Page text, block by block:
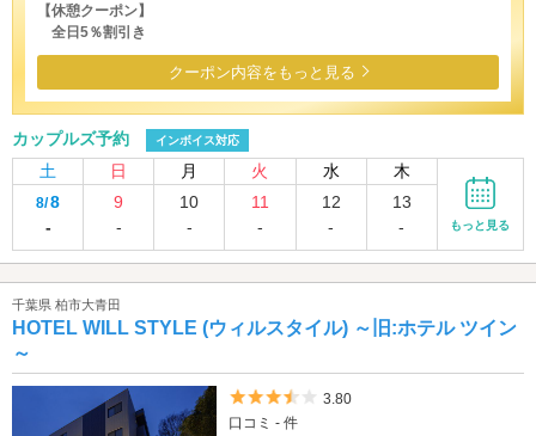
【休憩クーポン】
全日5％割引き
クーポン内容をもっと見る
カップルズ予約 インボイス対応
土 日 月 火 水 木
8/8
-
9
-
10
-
11
-
12
-
13
-
もっと見る
千葉県 柏市大青田
HOTEL WILL STYLE (ウィルスタイル) ～旧:ホテル ツイン
～
5つ星のうち3.5
3.80
口コミ - 件